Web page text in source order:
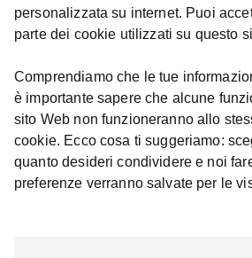
personalizzata su internet. Puoi
parte dei cookie utilizzati su questo
Comprendiamo che le tue
è importante sapere che alcune
sito Web non funzioneranno allo
cookie. Ecco cosa ti suggeriamo:
quanto desideri condividere e noi
preferenze verranno salvate per le